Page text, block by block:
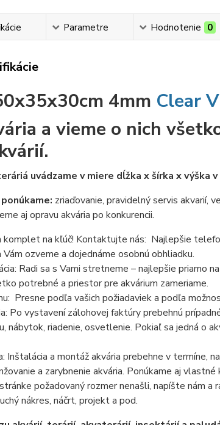
Parametre Hodnotenie 0
4mm Clear
a vieme o nich
uvádzame v miere dĺžka x šírka x výška
zriaďovanie, pravidelný servis akvarií,
aj opravu akvária po konkurencii.
komplet na kľúč! Kontaktujte nás: Najlepšie
Vám ozveme a dojednáme osobnú obhliadku.
Radi sa s Vami stretneme – najlepšie priamo
potrebné a priestor pre akvárium zameriame.
Presne podľa vašich požiadaviek a podľa
Po vystavení zálohovej faktúry prebehnú
nábytok, riadenie, osvetlenie. Pokiaľ sa jedná o
Inštalácia a montáž akvária prebehne v termíne,
a zarybnenie akvária. Ponúkame aj
požadovaný rozmer nenašli, napíšte nám
nákres, náčrt, projekt a pod.